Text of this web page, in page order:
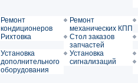
Ремонт
кондиционеров
Ремонт
механических КПП
Рихтовка
Стол заказов
запчастей
Установка
дополнительного
оборудования
Установка
сигнализаций